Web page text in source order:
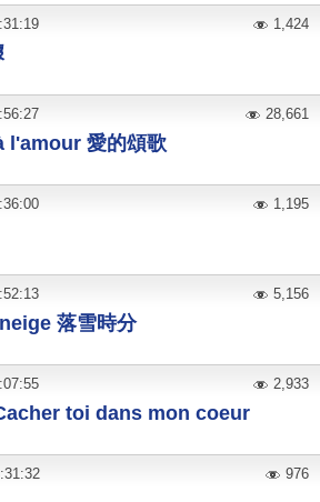
1,424
l'amour 愛的頌歌
28,661
1,195
落雪時分
5,156
toi dans mon coeur
2,933
976